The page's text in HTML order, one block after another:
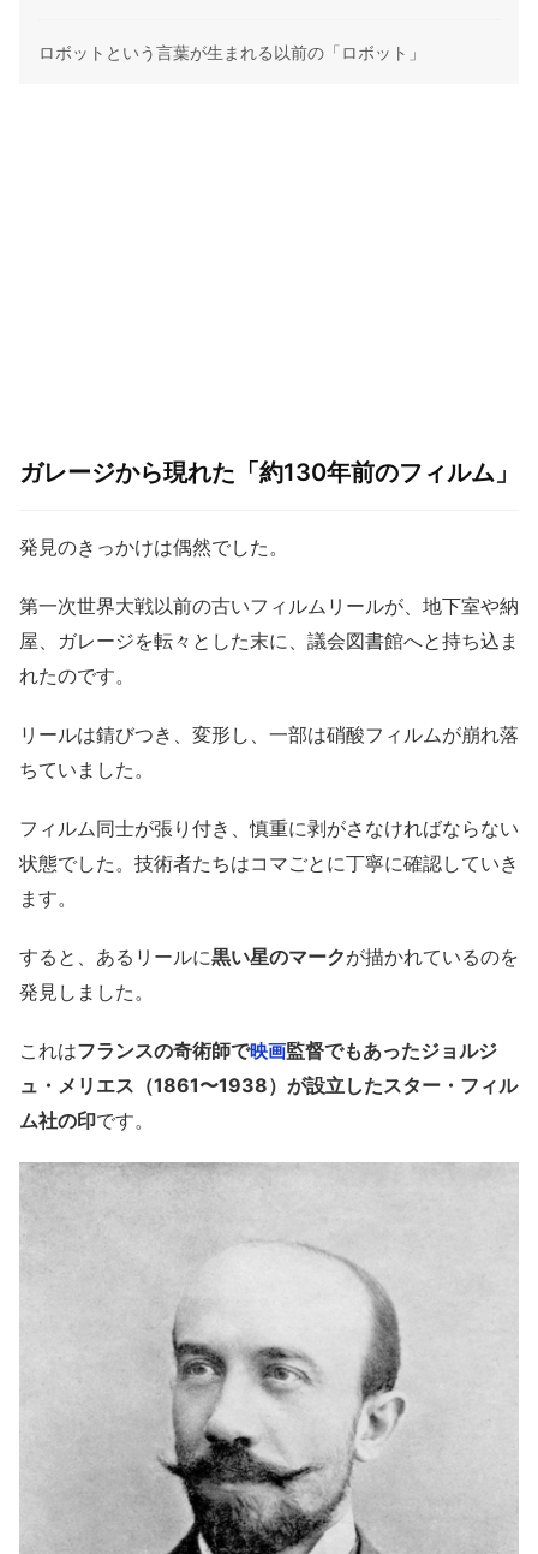
ロボットという言葉が生まれる以前の「ロボット」
ガレージから現れた「約130年前のフィルム」
発見のきっかけは偶然でした。
第一次世界大戦以前の古いフィルムリールが、地下室や納
屋、ガレージを転々とした末に、議会図書館へと持ち込ま
れたのです。
リールは錆びつき、変形し、一部は硝酸フィルムが崩れ落
ちていました。
フィルム同士が張り付き、慎重に剥がさなければならない
状態でした。技術者たちはコマごとに丁寧に確認していき
ます。
すると、あるリールに黒い星のマークが描かれているのを
発見しました。
これはフランスの奇術師で映画監督でもあったジョルジ
ュ・メリエス（1861〜1938）が設立したスター・フィル
ム社の印です。